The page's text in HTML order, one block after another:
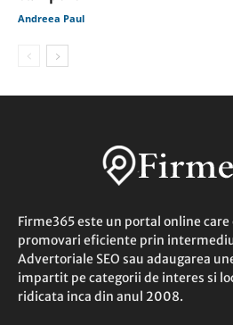
Andreea Paul
Firme365 este un portal online
promovari eficiente prin
Advertoriale SEO sau adaugarea
impartit pe categorii de interes si
ridicata inca din anul 2008.